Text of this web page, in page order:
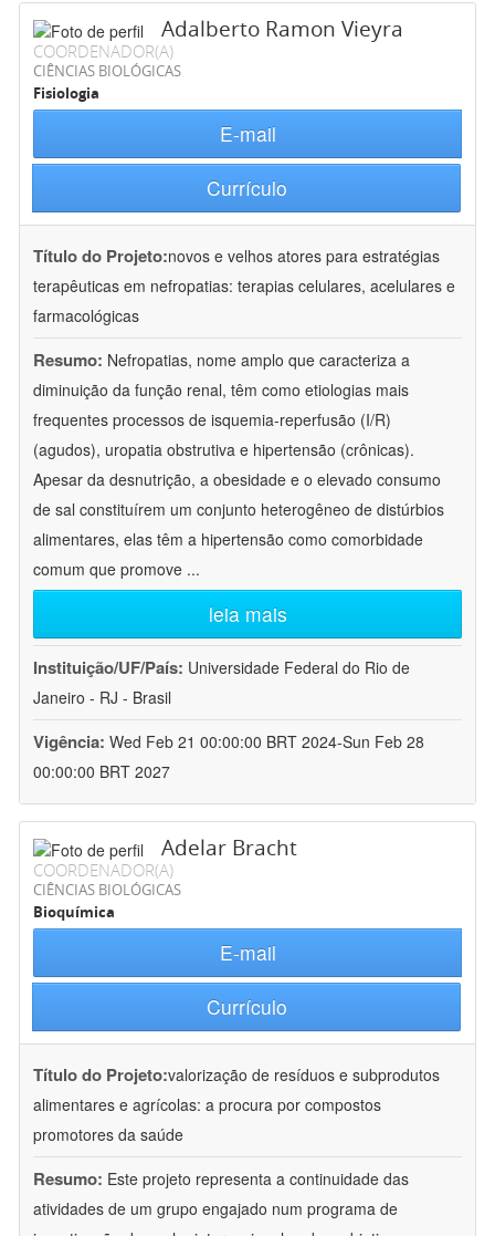
Adalberto Ramon Vieyra
COORDENADOR(A)
CIÊNCIAS BIOLÓGICAS
Fisiologia
E-mail
Currículo
Título do Projeto:novos e velhos atores para estratégias
terapêuticas em nefropatias: terapias celulares, acelulares e
farmacológicas
Resumo: Nefropatias, nome amplo que caracteriza a
diminuição da função renal, têm como etiologias mais
frequentes processos de isquemia-reperfusão (I/R)
(agudos), uropatia obstrutiva e hipertensão (crônicas).
Apesar da desnutrição, a obesidade e o elevado consumo
de sal constituírem um conjunto heterogêneo de distúrbios
alimentares, elas têm a hipertensão como comorbidade
comum que promove ...
leia mais
Instituição/UF/País: Universidade Federal do Rio de
Janeiro - RJ - Brasil
Vigência: Wed Feb 21 00:00:00 BRT 2024-Sun Feb 28
00:00:00 BRT 2027
Adelar Bracht
COORDENADOR(A)
CIÊNCIAS BIOLÓGICAS
Bioquímica
E-mail
Currículo
Título do Projeto:valorização de resíduos e subprodutos
alimentares e agrícolas: a procura por compostos
promotores da saúde
Resumo: Este projeto representa a continuidade das
atividades de um grupo engajado num programa de